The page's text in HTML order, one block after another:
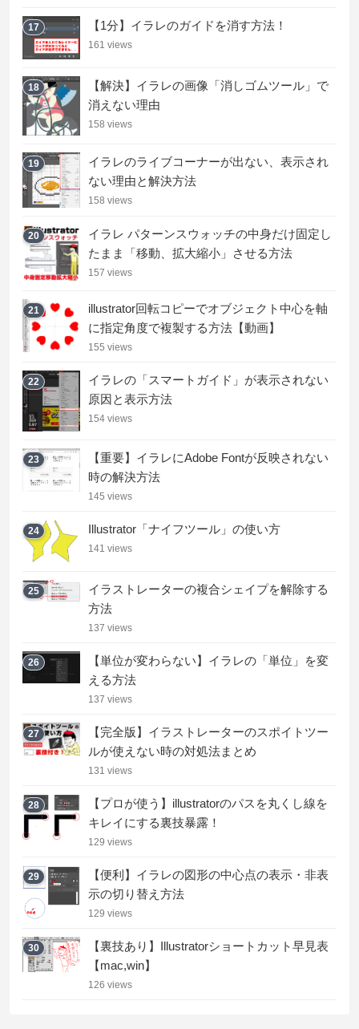
17 【1分】イラレのガイドを消す方法！
161 views
18
【解決】イラレの画像「消しゴムツール」で
消えない理由
158 views
19
イラレのライブコーナーが出ない、表示され
ない理由と解決方法
158 views
20
イラレ パターンスウォッチの中身だけ固定し
たまま「移動、拡大縮小」させる方法
157 views
21
illustrator回転コピーでオブジェクト中心を軸
に指定角度で複製する方法【動画】
155 views
22
イラレの「スマートガイド」が表示されない
原因と表示方法
154 views
23
【重要】イラレにAdobe Fontが反映されない
時の解決方法
145 views
24 Illustrator「ナイフツール」の使い方
141 views
25
イラストレーターの複合シェイプを解除する
方法
137 views
26
【単位が変わらない】イラレの「単位」を変
える方法
137 views
27
【完全版】イラストレーターのスポイトツー
ルが使えない時の対処法まとめ
131 views
28
【プロが使う】illustratorのパスを丸くし線を
キレイにする裏技暴露！
129 views
29
【便利】イラレの図形の中心点の表示・非表
示の切り替え方法
129 views
30
【裏技あり】Illustratorショートカット早見表
【mac,win】
126 views